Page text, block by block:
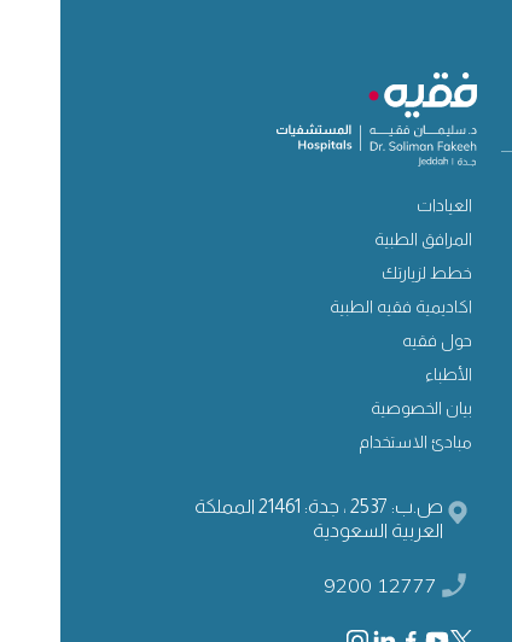
العيادات
المرافق الطبية
خطط لزيارتك
اكاديمية فقيه الطبية
حول فقيه
الأطباء
بيان الخصوصية
مبادئ الاستخدام
ص.ب: 2537 ، جدة: 21461 المملكة
العربية السعودية
9200 12777